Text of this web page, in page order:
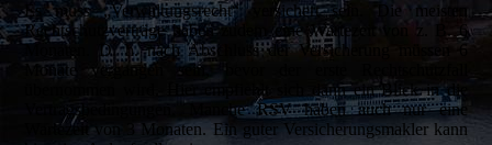
Es muss „Verwaltungsrecht“ versichert sein. Die meisten
Rechtschutzverträge haben zudem eine Wartezeit von z. B. 6
Monaten. D. h. nach Abschluss der Versicherung müssen 6
Monate vergangen sein, bevor der erste Rechtschutzfall
übernommen wird. Hier empfiehlt sich dann ein Blick in die
Vertragsbedingungen. Manche RSV haben auch nur eine
Wartezeit von 3 Monaten. Ein guter Versicherungsmakler kann